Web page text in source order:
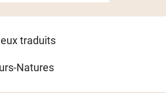
traduits
Natures